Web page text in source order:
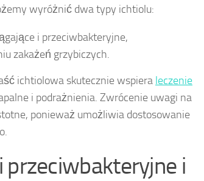
wyróżnić dwa typy ichtiolu:
i przeciwbakteryjne,
zakażeń grzybiczych.
ichtiolowa skutecznie wspiera leczenie
i podrażnienia. Zwrócenie uwagi na
ponieważ umożliwia dostosowanie
przeciwbakteryjne i